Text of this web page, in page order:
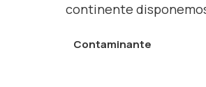
continente
Contaminante